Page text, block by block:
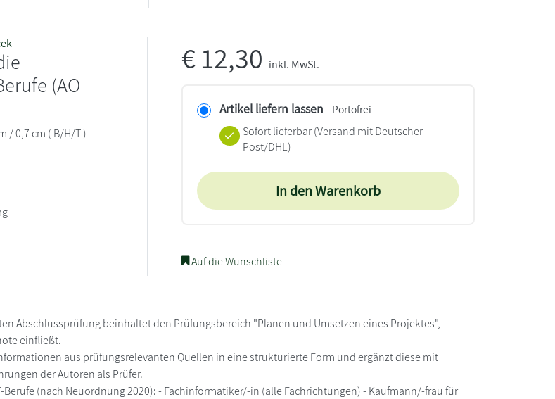
(AO
/ 0,7 cm ( B/H/T )
€12,30 inkl. MwSt.
Artikel liefern lassen - Portofrei
Sofort lieferbar(Versand mit Deutscher
Post/DHL)
In den Warenkorb
Auf die Wunschliste
Abschlussprüfung beinhaltet den Prüfungsbereich "Planen und Umsetzen eines Projektes",
einfließt.
aus prüfungsrelevanten Quellen in eine strukturierte Form und ergänzt diese mit
der Autoren als Prüfer.
Berufe (nach Neuordnung 2020): - Fachinformatiker/-in (alle Fachrichtungen) - Kaufmann/-frau für